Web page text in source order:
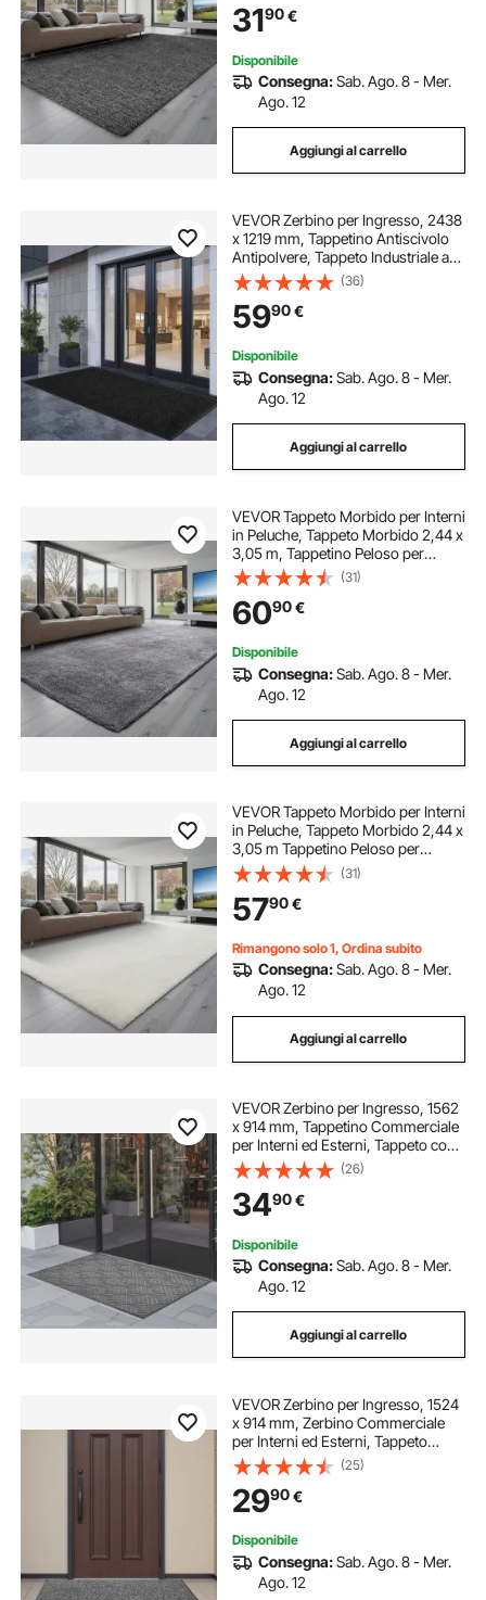
Grigio Scuro
3190€
Disponibile
Consegna:Sab. Ago. 8 - Mer.
Ago. 12
Aggiungi al carrello
VEVOR Zerbino per Ingresso, 2438
x 1219 mm, Tappetino Antiscivolo
Antipolvere, Tappeto Industriale a
Righe con Supporto, Tappeto
d'Ingresso Lavabile Resistente per
Corridoio, Balcone, Grigio
(36)
5990€
Disponibile
Consegna:Sab. Ago. 8 - Mer.
Ago. 12
Aggiungi al carrello
VEVOR Tappeto Morbido per Interni
in Peluche, Tappeto Morbido 2,44 x
3,05 m, Tappetino Peloso per
Soggiorno, Camera da Letto,
Salotto, Arredamento Moderno non
Tessuti, Antiscivolo, Grigio Fumo
(31)
6090€
Disponibile
Consegna:Sab. Ago. 8 - Mer.
Ago. 12
Aggiungi al carrello
VEVOR Tappeto Morbido per Interni
in Peluche, Tappeto Morbido 2,44 x
3,05 m Tappetino Peloso per
Soggiorno, Camera da Letto,
Salotto, Arredamento Moderno non
Tessuti, Antiscivolo, Bianco Avorio
(31)
5790€
Rimangono solo 1, Ordina subito
Consegna:Sab. Ago. 8 - Mer.
Ago. 12
Aggiungi al carrello
VEVOR Zerbino per Ingresso, 1562
x 914 mm, Tappetino Commerciale
per Interni ed Esterni, Tappeto con
Supporto, Tappeto Elegante
d'Ingresso Lavabile Resistente per
Corridoio, Balcone, Grigio
(26)
3490€
Disponibile
Consegna:Sab. Ago. 8 - Mer.
Ago. 12
Aggiungi al carrello
VEVOR Zerbino per Ingresso, 1524
x 914 mm, Zerbino Commerciale
per Interni ed Esterni, Tappeto
d'Ingresso Industriale con
Supporto, Tappeto d'Ingresso
Lavabile Resistente per Corridoio,
Grigio
(25)
2990€
Disponibile
Consegna:Sab. Ago. 8 - Mer.
Ago. 12